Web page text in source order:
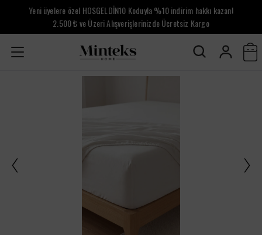
Yeni üyelere özel HOSGELDİN10 Koduyla %10 indirim hakkı kazan!
2.500 ₺ ve Üzeri Alışverişlerinizde Ücretsiz Kargo